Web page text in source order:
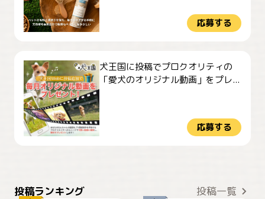
応募する
犬王国に投稿でプロクオリティの
「愛犬のオリジナル動画」をプレ...
応募する
投稿ランキング 投稿一覧